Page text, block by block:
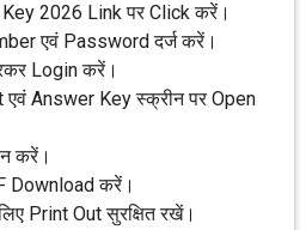
2026 Link पर Click करें।
एवं Password दर्ज करें।
Login करें।
Answer Key स्क्रीन पर Open
करें।
Download करें।
Print Out सुरक्षित रखें।